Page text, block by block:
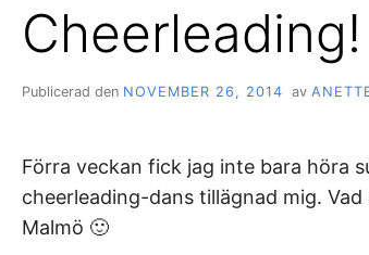
Cheerleading!
Publicerad den NOVEMBER 26, 2014 av
Förra veckan fick jag inte bara höra
cheerleading-dans tillägnad mig.
Malmö 🙂